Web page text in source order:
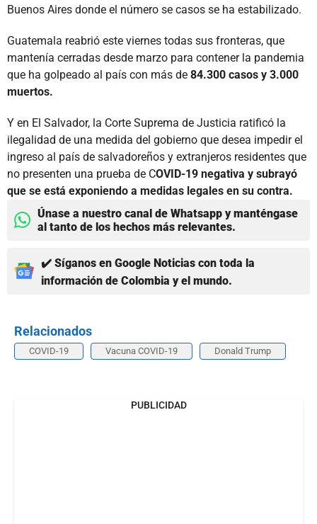
Buenos Aires donde el número se casos se ha estabilizado.
Guatemala reabrió este viernes todas sus fronteras, que
mantenía cerradas desde marzo para contener la pandemia
que ha golpeado al país con más de 84.300 casos y 3.000
muertos.
Y en El Salvador, la Corte Suprema de Justicia ratificó la
ilegalidad de una medida del gobierno que desea impedir el
ingreso al país de salvadoreños y extranjeros residentes que
no presenten una prueba de COVID-19 negativa y subrayó
que se está exponiendo a medidas legales en su contra.
Únase a nuestro canal de Whatsapp y manténgase
al tanto de los hechos más relevantes.
✔️ Síganos en Google Noticias con toda la
información de Colombia y el mundo.
Relacionados
COVID-19 Vacuna COVID-19 Donald Trump
PUBLICIDAD